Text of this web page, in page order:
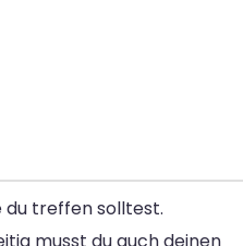
du treffen solltest.